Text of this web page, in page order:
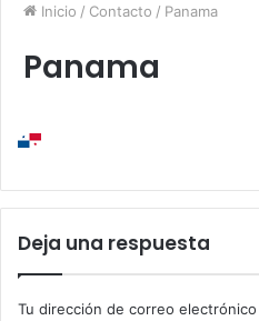
Inicio / Contacto / Panama
Panama
Deja una respuesta
Tu dirección de correo